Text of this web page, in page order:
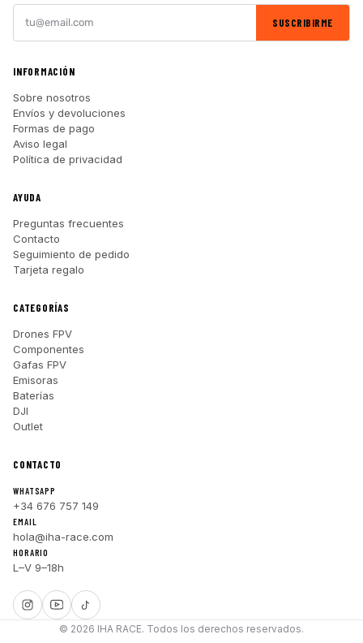
SUSCRIBIRME
INFORMACIÓN
Sobre nosotros
Envíos y devoluciones
Formas de pago
Aviso legal
Política de privacidad
AYUDA
Preguntas frecuentes
Contacto
Seguimiento de pedido
Tarjeta regalo
CATEGORÍAS
Drones FPV
Componentes
Gafas FPV
Emisoras
Baterías
DJI
Outlet
CONTACTO
WHATSAPP
+34 676 757 149
EMAIL
hola@iha-race.com
HORARIO
L–V 9–18h
© 2026 IHA RACE. Todos los derechos reservados.